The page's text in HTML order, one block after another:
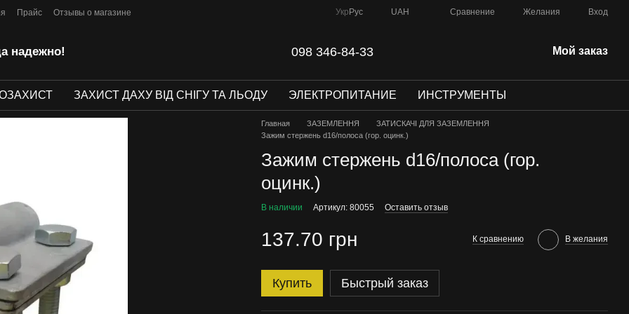
Прайс
Отзывы о магазине
Укр Рус UAH Сравнение Желания Вход
надежно! 098 346-84-33 Мой заказ
ЗАХИСТ ДАХУ ВІД СНІГУ ТА ЛЬОДУ ЭЛЕКТРОПИТАНИЕ ИНСТРУМЕНТЫ
Главная ЗАЗЕМЛЕННЯ
ЗАТИСКАЧІ ДЛЯ ЗАЗЕМЛЕННЯ
Зажим стержень d16/полоса (гор. оцинк.)
Зажим стержень d16/полоса (гор.
оцинк.)
В наличии Артикул: 80055 Оставить отзыв
137.70 грн К сравнению В желания
Купить Быстрый заказ